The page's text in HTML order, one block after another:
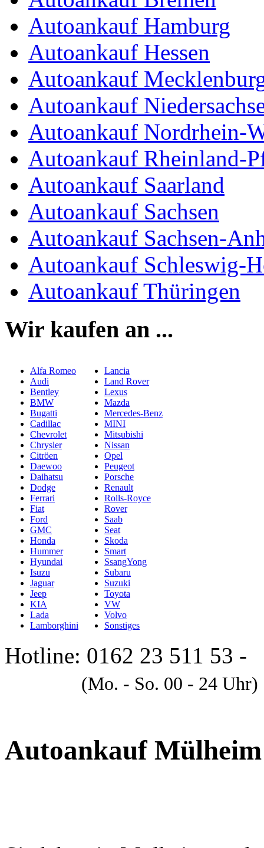
Autoankauf Hamburg
Autoankauf Hessen
Autoankauf
Autoankauf
Autoankauf Nordrhein-
Autoankauf Rheinland-
Autoankauf Saarland
Autoankauf Sachsen
Autoankauf Sachsen-
Autoankauf Schleswig-
Autoankauf Thüringen
Wir kaufen an ...
Alfa Romeo
Audi
Bentley
BMW
Bugatti
Cadillac
Chevrolet
Chrysler
Citröen
Daewoo
Daihatsu
Dodge
Ferrari
Fiat
Ford
GMC
Honda
Hummer
Hyundai
Isuzu
Jaguar
Jeep
KIA
Lada
Lamborghini
Lancia
Land Rover
Lexus
Mazda
Mercedes-Benz
MINI
Mitsubishi
Nissan
Opel
Peugeot
Porsche
Renault
Rolls-Royce
Rover
Saab
Seat
Skoda
Smart
SsangYong
Subaru
Suzuki
Toyota
VW
Volvo
Sonstiges
Hotline: 0162 23 511 53 -
(Mo. - So. 00 - 24 Uhr)
Autoankauf